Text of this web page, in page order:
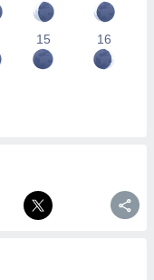
15 16